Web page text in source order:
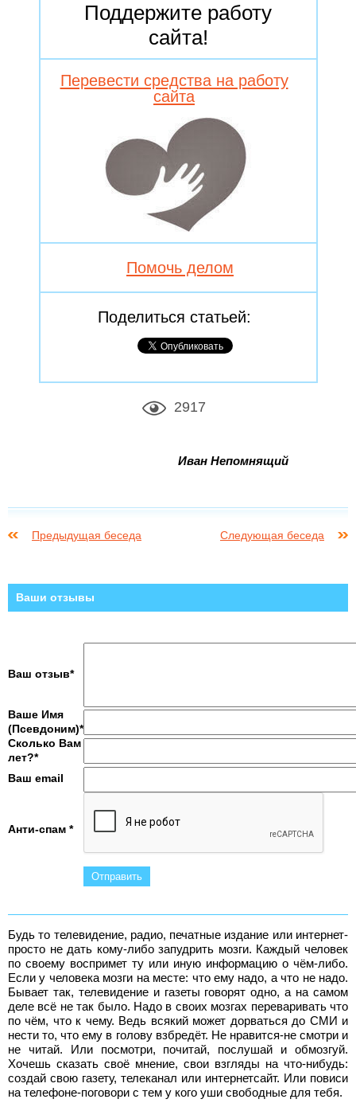
Поддержите работу
сайта!
Перевести средства на работу
сайта
Помочь делом
Поделиться статьей:
2917
Иван Непомнящий
Предыдущая беседа Следующая беседа
Ваши отзывы
Ваш отзыв*
Ваше Имя
(Псевдоним)*
Сколько Вам
лет?*
Ваш email
Анти-спам *
Будь то телевидение, радио, печатные издание или интернет-
просто не дать кому-либо запудрить мозги. Каждый человек
по своему воспримет ту или иную информацию о чём-либо.
Если у человека мозги на месте: что ему надо, а что не надо.
Бывает так, телевидение и газеты говорят одно, а на самом
деле всё не так было. Надо в своих мозгах переваривать что
по чём, что к чему. Ведь всякий может дорваться до СМИ и
нести то, что ему в голову взбредёт. Не нравится-не смотри и
не читай. Или посмотри, почитай, послушай и обмозгуй.
Хочешь сказать своё мнение, свои взгляды на что-нибудь:
создай свою газету, телеканал или интернетсайт. Или повиси
на телефоне-поговори с тем у кого уши свободные для тебя.